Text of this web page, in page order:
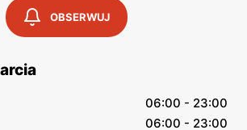
OBSERWUJ
06:00 - 23:00
06:00 - 23:00